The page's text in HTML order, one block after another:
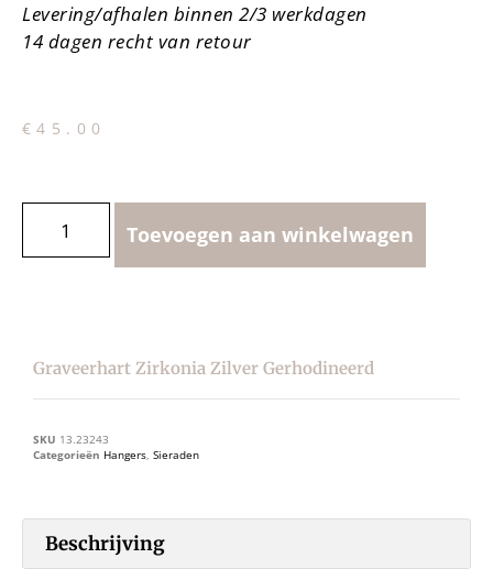
Levering/afhalen binnen 2/3 werkdagen
14 dagen recht van retour
€45.00
Toevoegen aan winkelwagen
Graveerhart Zirkonia Zilver Gerhodineerd
SKU 13.23243
Categorieën Hangers, Sieraden
Beschrijving